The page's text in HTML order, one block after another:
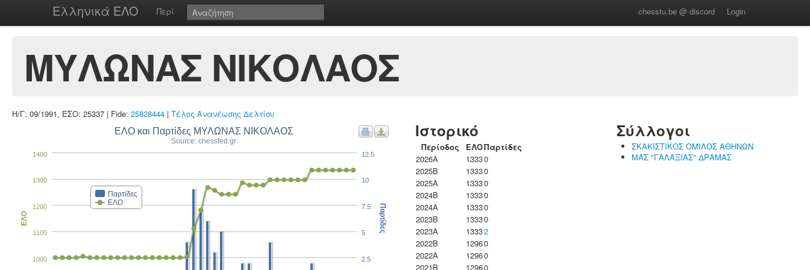
Ελληνικά ΕΛΟ Περί chesstu.be @ discord Login
ΜΥΛΩΝΑΣ ΝΙΚΟΛΑΟΣ
Η/Γ: 09/1991, ΕΣΟ: 25337 | Fide: 25828444 | Τέλος Ανανέωσης Δελτίου
ΕΛΟ και Παρτίδες ΜΥΛΩΝΑΣ ΝΙΚΟΛΑΟΣ
Source: chessfed.gr
Παρτίδες
ΕΛΟ
1000
1100
1200
1300
1400
ΕΛΟ
2.5
5
7.5
10
12.5
Παρτίδες
Ιστορικό
Περίοδος ΕΛΟΠαρτίδες
2026A
13330
2025B
13330
2025A
13330
2024B
13330
2024A
13330
2023B
13330
2023Α
13332
2022B
12960
2022A
12960
2021B
12960
Σύλλογοι
ΣΚΑΚΙΣΤΙΚΟΣ ΟΜΙΛΟΣ ΑΘΗΝΩΝ
ΜΑΣ "ΓΑΛΑΞΙΑΣ" ΔΡΑΜΑΣ